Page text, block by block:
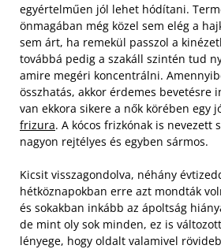
egyértelműen jól lehet hódítani.
önmagában még közel sem elég a
sem árt, ha remekül passzol a
továbbá pedig a szakáll szintén tud
amire megéri koncentrálni.
összhatás, akkor érdemes bevetésre
van ekkora sikere a nők körében egy
frizura. A kócos frizkónak is nevezett
nagyon rejtélyes és egyben sármos.
Kicsit visszagondolva, néhány
hétköznapokban erre azt mondták
és sokakban inkább az ápoltság
de mint oly sok minden, ez is
lényege, hogy oldalt valamivel